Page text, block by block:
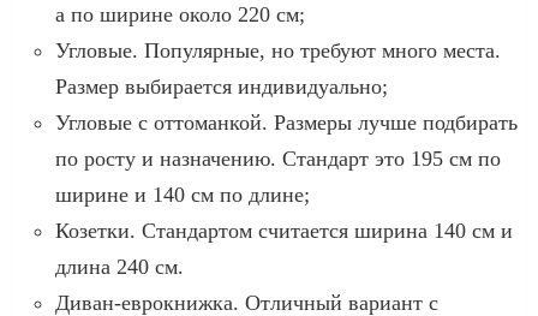
а по ширине около 220 см;
Угловые. Популярные, но требуют много места.
Размер выбирается индивидуально;
Угловые с оттоманкой. Размеры лучше подбирать
по росту и назначению. Стандарт это 195 см по
ширине и 140 см по длине;
Козетки. Стандартом считается ширина 140 см и
длина 240 см.
Диван-еврокнижка. Отличный вариант с